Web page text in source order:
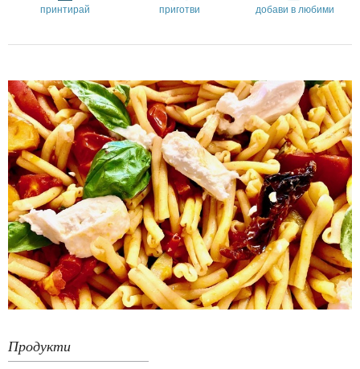
принтирай приготви добави в любими
Продукти